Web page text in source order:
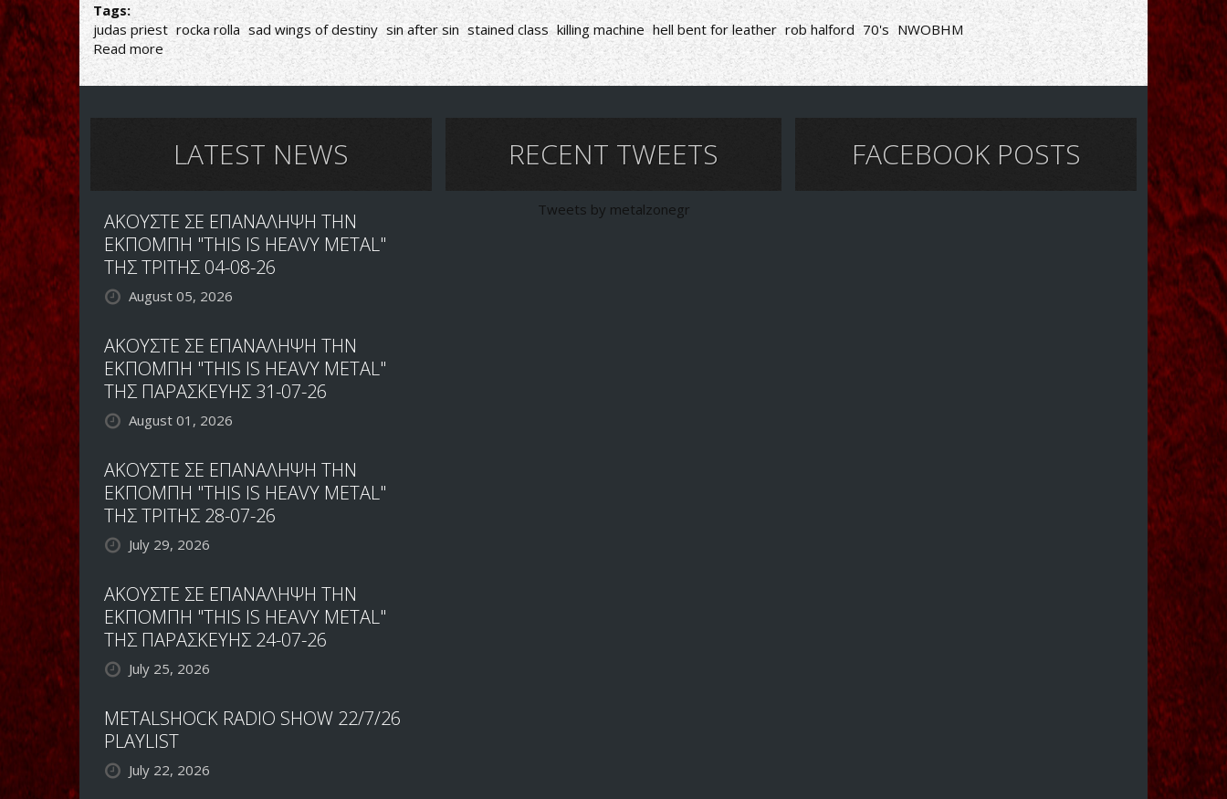
Tags:
judas priest rocka rolla sad wings of destiny sin after sin stained class killing machine hell bent for leather rob halford 70's NWOBHM
Read moreabout
THE
DUELLISTS
ΕΙΝΑΙ
ΤΩΝ
JUDAS
PRIEST;
LATEST NEWS
ΑΚΟΥΣΤΕ ΣΕ ΕΠΑΝΑΛΗΨΗ ΤΗΝ
ΕΚΠΟΜΠΗ "THIS IS HEAVY METAL"
ΤΗΣ ΤΡΙΤΗΣ 04-08-26
August 05, 2026
ΑΚΟΥΣΤΕ ΣΕ ΕΠΑΝΑΛΗΨΗ ΤΗΝ
ΕΚΠΟΜΠΗ "THIS IS HEAVY METAL"
ΤΗΣ ΠΑΡΑΣΚΕΥΗΣ 31-07-26
August 01, 2026
ΑΚΟΥΣΤΕ ΣΕ ΕΠΑΝΑΛΗΨΗ ΤΗΝ
ΕΚΠΟΜΠΗ "THIS IS HEAVY METAL"
ΤΗΣ ΤΡΙΤΗΣ 28-07-26
July 29, 2026
ΑΚΟΥΣΤΕ ΣΕ ΕΠΑΝΑΛΗΨΗ ΤΗΝ
ΕΚΠΟΜΠΗ "THIS IS HEAVY METAL"
ΤΗΣ ΠΑΡΑΣΚΕΥΗΣ 24-07-26
July 25, 2026
METALSHOCK RADIO SHOW 22/7/26
PLAYLIST
July 22, 2026
RECENT TWEETS
Tweets by metalzonegr
FACEBOOK POSTS